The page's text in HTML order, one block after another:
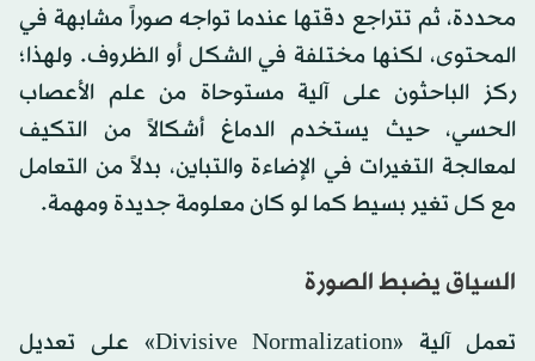
محددة، ثم تتراجع دقتها عندما تواجه صوراً مشابهة في
المحتوى، لكنها مختلفة في الشكل أو الظروف. ولهذا؛
ركز الباحثون على آلية مستوحاة من علم الأعصاب
الحسي، حيث يستخدم الدماغ أشكالاً من التكيف
لمعالجة التغيرات في الإضاءة والتباين، بدلاً من التعامل
مع كل تغير بسيط كما لو كان معلومة جديدة ومهمة.
السياق يضبط الصورة
تعمل آلية «Divisive Normalization» على تعديل